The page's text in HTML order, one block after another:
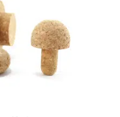
elemento
botella.